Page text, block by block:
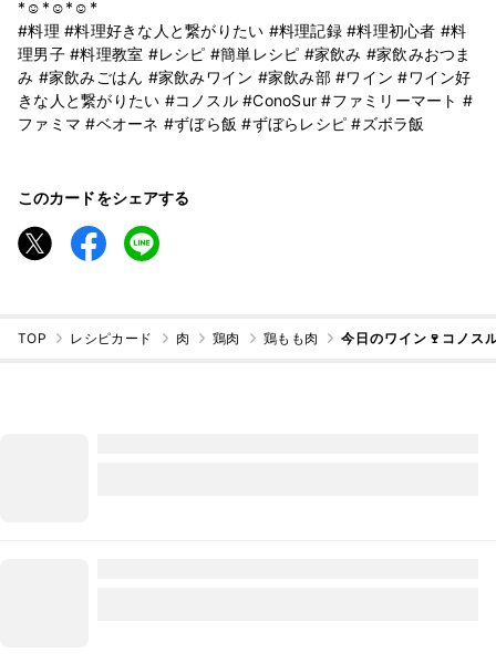
*☺︎*☺︎*☺︎*
#料理 #料理好きな人と繋がりたい #料理記録 #料理初心者 #料
理男子 #料理教室 #レシピ #簡単レシピ #家飲み #家飲みおつま
み #家飲みごはん #家飲みワイン #家飲み部 #ワイン #ワイン好
きな人と繋がりたい #コノスル #ConoSur #ファミリーマート #
ファミマ #ベオーネ #ずぼら飯 #ずぼらレシピ #ズボラ飯
このカードをシェアする
TOP レシピカード 肉 鶏肉 鶏もも肉 今日のワイン🍷コノス